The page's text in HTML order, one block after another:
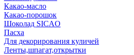
Какао-масло
Какао-порошок
Шоколад SICAO
Пасха
Для декорирования куличей
Ленты,шпагат,открытки